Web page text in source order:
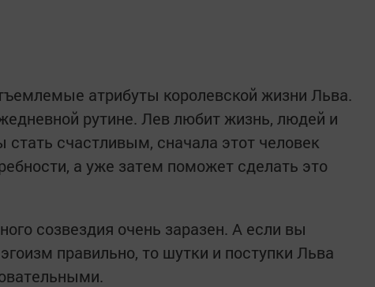
атрибуты королевской жизни Льва.
рутине. Лев любит жизнь, людей и
счастливым, сначала этот человек
а уже затем поможет сделать это
созвездия очень заразен. А если вы
правильно, то шутки и поступки Льва